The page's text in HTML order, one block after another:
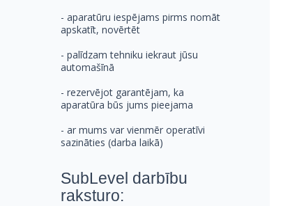
- aparatūru iespējams pirms nomāt
apskatīt, novērtēt
- palīdzam tehniku iekraut jūsu
automašīnā
- rezervējot garantējam, ka
aparatūra būs jums pieejama
- ar mums var vienmēr operatīvi
sazināties (darba laikā)
SubLevel darbību
raksturo: